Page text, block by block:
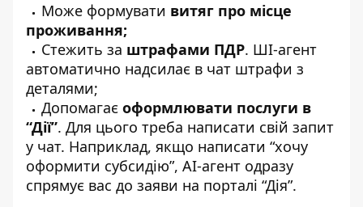
Може формувати витяг про місце
проживання;
Стежить за штрафами ПДР. ШІ-агент
автоматично надсилає в чат штрафи з
деталями;
Допомагає оформлювати послуги в
“Дії”. Для цього треба написати свій запит
у чат. Наприклад, якщо написати “хочу
оформити субсидію”, AI-агент одразу
спрямує вас до заяви на порталі “Дія”.